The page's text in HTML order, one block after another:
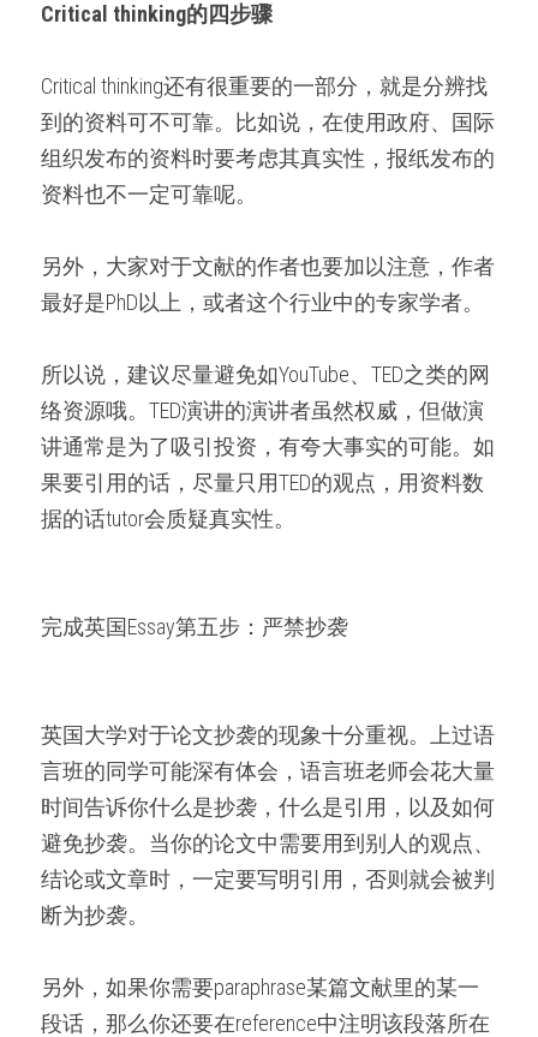
Critical thinking的四步骤
Critical thinking还有很重要的一部分，就是分辨找
到的资料可不可靠。比如说，在使用政府、国际
组织发布的资料时要考虑其真实性，报纸发布的
资料也不一定可靠呢。
另外，大家对于文献的作者也要加以注意，作者
最好是PhD以上，或者这个行业中的专家学者。
所以说，建议尽量避免如YouTube、TED之类的网
络资源哦。TED演讲的演讲者虽然权威，但做演
讲通常是为了吸引投资，有夸大事实的可能。如
果要引用的话，尽量只用TED的观点，用资料数
据的话tutor会质疑真实性。
完成英国Essay第五步：严禁抄袭
英国大学对于论文抄袭的现象十分重视。上过语
言班的同学可能深有体会，语言班老师会花大量
时间告诉你什么是抄袭，什么是引用，以及如何
避免抄袭。当你的论文中需要用到别人的观点、
结论或文章时，一定要写明引用，否则就会被判
断为抄袭。
另外，如果你需要paraphrase某篇文献里的某一
段话，那么你还要在reference中注明该段落所在